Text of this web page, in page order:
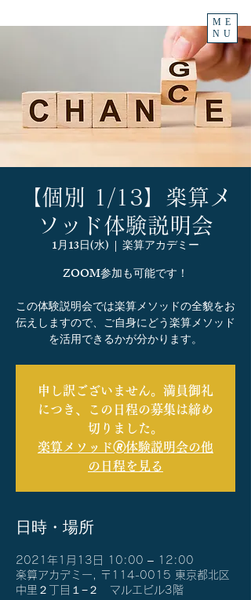
ME
NU
【個別 1/13】楽算メ
ソッド体験説明会
1月13日(水)
  |
楽算アカデミー
ZOOM参加も可能です！
この体験説明会では楽算メソッドの全貌をお
伝えしますので、ご自身にどう楽算メソッド
を活用できるかが分かります。
申し訳ございません。満員御礼
につき、この日程の募集は締め
切りました。
楽算メソッド🄬体験説明会の他
の日程を見る
日時・場所
2021年1月13日 10:00 – 12:00
楽算アカデミー, 〒114-0015 東京都北区
中里２丁目１−２ マルエビル3階